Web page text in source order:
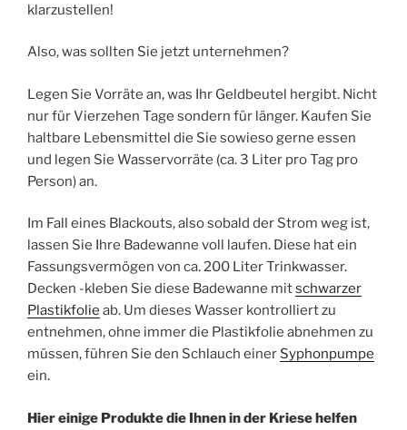
klarzustellen!
Also, was sollten Sie jetzt unternehmen?
Legen Sie Vorräte an, was Ihr Geldbeutel hergibt. Nicht
nur für Vierzehen Tage sondern für länger. Kaufen Sie
haltbare Lebensmittel die Sie sowieso gerne essen
und legen Sie Wasservorräte (ca. 3 Liter pro Tag pro
Person) an.
Im Fall eines Blackouts, also sobald der Strom weg ist,
lassen Sie Ihre Badewanne voll laufen. Diese hat ein
Fassungsvermögen von ca. 200 Liter Trinkwasser.
Decken -kleben Sie diese Badewanne mitschwarzer
Plastikfolie ab. Um dieses Wasser kontrolliert zu
entnehmen, ohne immer die Plastikfolie abnehmen zu
müssen, führen Sie den Schlauch einer Syphonpumpe
ein.
Hier einige Produkte die Ihnen in der Kriese helfen